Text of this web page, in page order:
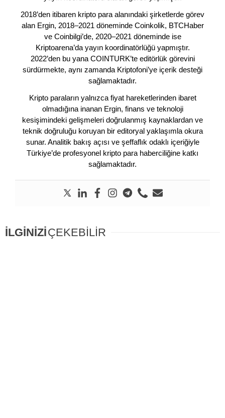
2018’den itibaren kripto para alanındaki şirketlerde görev
alan Ergin, 2018–2021 döneminde Coinkolik, BTCHaber
ve Coinbilgi’de, 2020–2021 döneminde ise
Kriptoarena’da yayın koordinatörlüğü yapmıştır.
2022’den bu yana COINTURK’te editörlük görevini
sürdürmekte, aynı zamanda Kriptofoni’ye içerik desteği
sağlamaktadır.
Kripto paraların yalnızca fiyat hareketlerinden ibaret
olmadığına inanan Ergin, finans ve teknoloji
kesişimindeki gelişmeleri doğrulanmış kaynaklardan ve
teknik doğruluğu koruyan bir editoryal yaklaşımla okura
sunar. Analitik bakış açısı ve şeffaflık odaklı içeriğiyle
Türkiye’de profesyonel kripto para haberciliğine katkı
sağlamaktadır.
İLGİNİZİÇEKEBİLİR